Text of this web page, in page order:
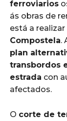
ferroviarios
ás obras de
está a realizar
Compostela.
plan
transbordos
estrada con
afectados.
O corte de